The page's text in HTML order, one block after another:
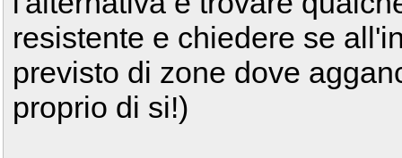
resistente e chiedere se
previsto di zone dove
proprio di si!)